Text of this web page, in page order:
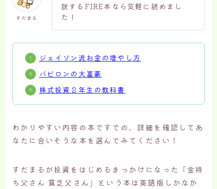
すだまる
説するFIRE本なら気軽に読めまし
た！
ジェイソン流お金の増やし方
バビロンの大富豪
株式投資２年生の教科書
わかりやすい内容の本ですでの、詳細を確認してあ
なたに合いそうな本を選んでみてください！
すだまるが投資をはじめるきっかけになった「金持
ち父さん 貧乏父さん」という本は英語版しかなか